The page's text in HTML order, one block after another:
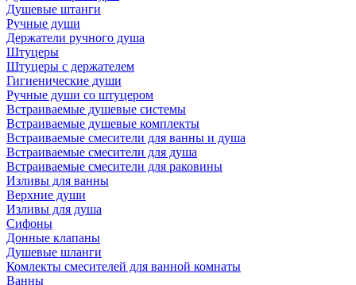
Душевые штанги
Ручные души
Держатели ручного душа
Штуцеры
Штуцеры с держателем
Гигиенические души
Ручные души со штуцером
Встраиваемые душевые системы
Встраиваемые душевые комплекты
Встраиваемые смесители для ванны и душа
Встраиваемые смесители для душа
Встраиваемые смесители для раковины
Изливы для ванны
Верхние души
Изливы для душа
Сифоны
Донные клапаны
Душевые шланги
Комлекты смесителей для ванной комнаты
Ванны